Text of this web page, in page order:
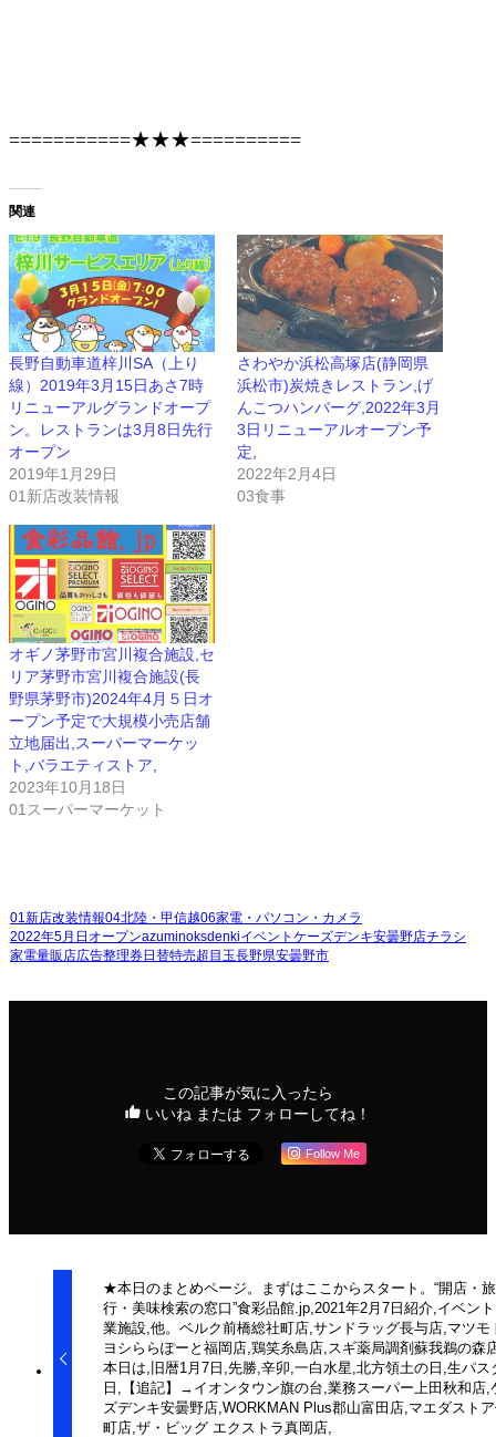
===========★★★==========
関連
長野自動車道梓川SA（上り
線）2019年3月15日あさ7時
リニューアルグランドオープ
ン。レストランは3月8日先行
オープン
2019年1月29日
01新店改装情報
さわやか浜松高塚店(静岡県
浜松市)炭焼きレストラン,げ
んこつハンバーグ,2022年3月
3日リニューアルオープン予
定,
2022年2月4日
03食事
オギノ茅野市宮川複合施設,セ
リア茅野市宮川複合施設(長
野県茅野市)2024年4月５日オ
ープン予定で大規模小売店舗
立地届出,スーパーマーケッ
ト,バラエティストア,
2023年10月18日
01スーパーマーケット
01新店改装情報04北陸・甲信越06家電・パソコン・カメラ
2022年5月日オープンazuminoksdenkiイベント ケーズデンキ安曇野店チラシ
家電量販店広告整理券日替特売超目玉長野県安曇野市
この記事が気に入ったら
いいね または フォローしてね！
Follow Me
★本日のまとめページ。まずはここからスタート。“開店・旅
行・美味検索の窓口”食彩品館.jp,2021年2月7日紹介,イベン
業施設,他。ベルク前橋総社町店,サンドラッグ長与店,マツモ
ヨシららぽーと福岡店,鶏笑糸島店,スギ薬局調剤蘇我鵜の森
本日は,旧暦1月7日,先勝,辛卯,一白水星,北方領土の日,生パス
日,【追記】→イオンタウン旗の台,業務スーパー上田秋和店,
ズデンキ安曇野店,WORKMAN Plus郡山富田店,マエダスト
町店,ザ・ビッグ エクストラ真岡店,